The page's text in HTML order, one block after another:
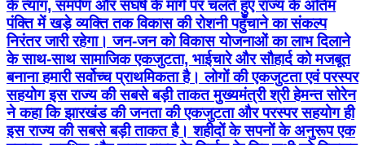
के त्याग, समर्पण और संघर्ष के मार्ग पर चलते हुए राज्य के अंतिम
पंक्ति में खड़े व्यक्ति तक विकास की रोशनी पहुँचाने का संकल्प
निरंतर जारी रहेगा। जन-जन को विकास योजनाओं का लाभ दिलाने
के साथ-साथ सामाजिक एकजुटता, भाईचारे और सौहार्द को मजबूत
बनाना हमारी सर्वोच्च प्राथमिकता है। लोगों की एकजुटता एवं परस्पर
सहयोग इस राज्य की सबसे बड़ी ताकत मुख्यमंत्री श्री हेमन्त सोरेन
ने कहा कि झारखंड की जनता की एकजुटता और परस्पर सहयोग ही
इस राज्य की सबसे बड़ी ताकत है। शहीदों के सपनों के अनुरूप एक